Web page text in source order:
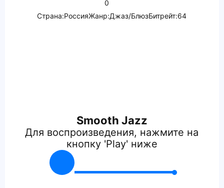
0
Страна:РоссияЖанр:Джаз/БлюзБитрейт:64
Smooth Jazz
Для воспроизведения, нажмите на
кнопку 'Play' ниже